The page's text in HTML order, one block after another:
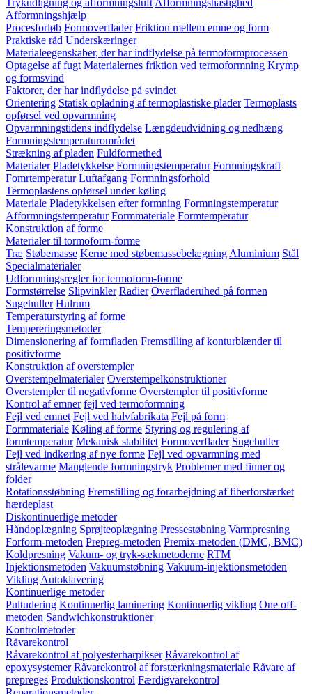
Trykudligning og afformningsluft Afformningshastighed
Afformningshjælp
Procesforløb Formoverflader Friktion mellem emne og form
Praktiske råd Underskæringer
Materialeegenskaber, der har indflydelse på termoformprocessen
Optagelse af fugt Materialernes friktion ved termoformning Krymp
og formsvind
Faktorer, der har indflydelse på svindet
Orientering Statisk opladning af termoplastiske plader Termoplasts
opførsel ved opvarmning
Opvarmningstidens indflydelse Længdeudvidning og nedhæng
Formningstemperaturområdet
Strækning af pladen Fuldformethed
Materialer Pladetykkelse Formningstemperatur Formningskraft
Fomrtemperatur Luftafgang Formningsforhold
Termoplastens opførsel under køling
Materiale Pladetykkelsen efter formning Formningstemperatur
Afformningstemperatur Formmateriale Formtemperatur
Konstruktion af forme
Materialer til tormoform-forme
Træ Støbemasse Kerne med støbemassebelægning Aluminium Stål
Specialmaterialer
Udformningsregler for termoform-forme
Formstørrelse Slipvinkler Radier Overfladeruhed på formen
Sugehuller Hulrum
Temperaturstyring af forme
Tempereringsmetoder
Dimensionering af formfladen Fremstilling af konturblænder til
positivforme
Konstruktion af overstempler
Overstempelmaterialer Overstempelkonstruktioner
Overstempler til negativforme Overstempler til positivforme
Kontrol af emner fejl ved termoformning
Fejl ved emnet Fejl ved halvfabrikata Fejl på form
Formmateriale Køling af forme Styring og regulering af
formtemperatur Mekanisk stabilitet Formoverflader Sugehuller
Fejl ved indkøring af nye forme Fejl ved opvarmning med
strålevarme Manglende formningstryk Problemer med finner og
folder
Rotationsstøbning Fremstilling og forarbejdning af fiberforstærket
hærdeplast
Diskontinuerlige metoder
Håndoplægning Sprøjteoplægning Pressestøbning Varmpresning
Forform-metoden Prepreg-metoden Premix-metoden (DMC, BMC)
Koldpresning Vakum- og tryk-sækmetoderne RTM
Injektionsmetoden Vakuumstøbning Vakuum-injektionsmetoden
Vikling Autoklavering
Kontinuerlige metoder
Pultudering Kontinuerlig laminering Kontinuerlig vikling One off-
metoden Sandwichkonstruktioner
Kontrolmetoder
Råvarekontrol
Råvarekontrol af polyesterharpikser Råvarekontrol af
epoxysystemer Råvarekontrol af forstærkningsmateriale Råvare af
prepreges Produktionskontrol Færdigvarekontrol